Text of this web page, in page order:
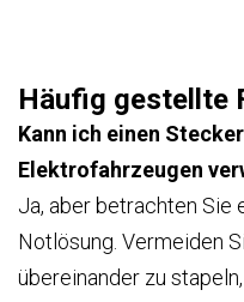
Häufig gestellte
Kann ich einen
Elektrofahrzeugen
Ja, aber betrachten Sie
Notlösung. Vermeiden
übereinander zu